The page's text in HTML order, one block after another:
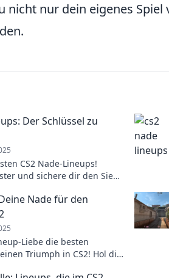
nicht nur dein eigenes Spiel
Der Schlüssel zu
CS2 Nade-Lineups!
und sichere dir den Sieg
Nade für den
Liebe die besten
Triumph in CS2! Hol dir